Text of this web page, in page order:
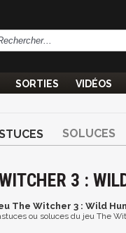
SORTIES VIDÉOS
SOLUCES
3 :
The Witcher 3 : Wild
ou soluces du jeu The